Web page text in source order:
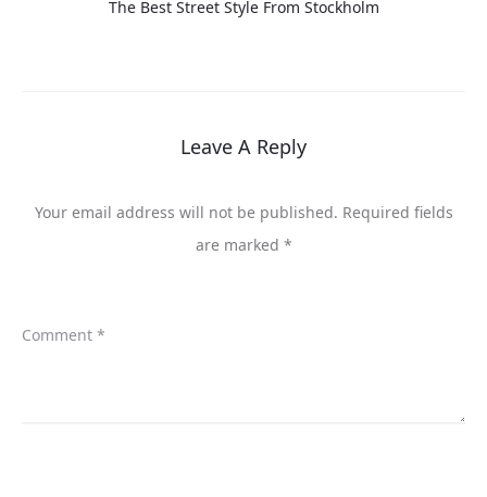
The Best Street Style From Stockholm
Leave A Reply
Your email address will not be published. Required fields
are marked *
Comment *